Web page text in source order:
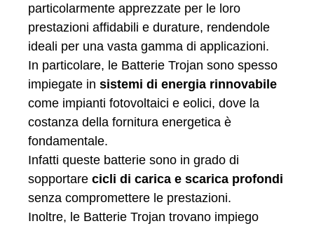
particolarmente apprezzate per le loro
prestazioni affidabili e durature, rendendole
ideali per una vasta gamma di applicazioni.
In particolare, le Batterie Trojan sono spesso
impiegate in sistemi di energia rinnovabile
come impianti fotovoltaici e eolici, dove la
costanza della fornitura energetica è
fondamentale.
Infatti queste batterie sono in grado di
sopportare cicli di carica e scarica profondi
senza compromettere le prestazioni.
Inoltre, le Batterie Trojan trovano impiego